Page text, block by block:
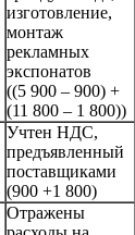
изготовление,
монтаж
рекламных
экспонатов
((5 900 – 900) +
(11 800 – 1 800))
Учтен НДС,
предъявленный
поставщиками
(900 +1 800)
Отражены